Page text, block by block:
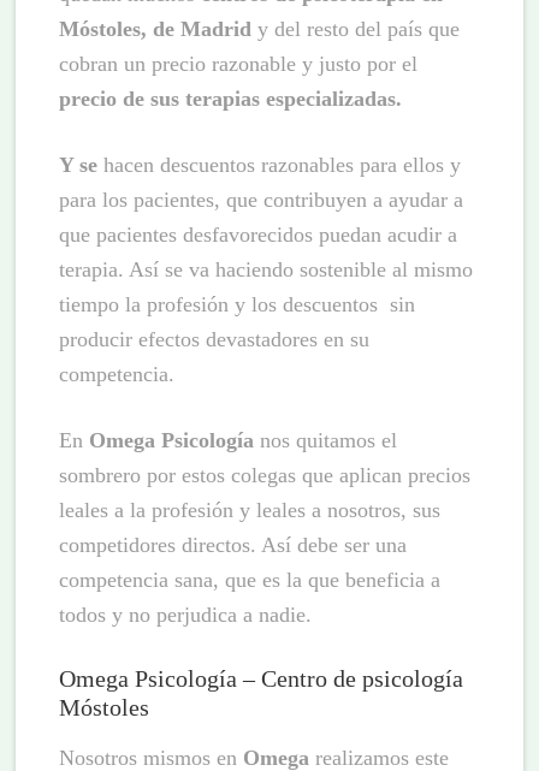
Móstoles, de Madrid y del resto del país que
cobran un precio razonable y justo por el
precio de sus terapias especializadas.
Y sehacen descuentos razonables para ellos y
para los pacientes, que contribuyen a ayudar a
que pacientes desfavorecidos puedan acudir a
terapia. Así se va haciendo sostenible al mismo
tiempo la profesión y los descuentos sin
producir efectos devastadores en su
competencia.
En Omega Psicología nos quitamos el
sombrero por estos colegas que aplican precios
leales a la profesión y leales a nosotros, sus
competidores directos. Así debe ser una
competencia sana, que es la que beneficia a
todos y no perjudica a nadie.
Omega Psicología – Centro de psicología
Móstoles
Nosotros mismos en Omega realizamos este